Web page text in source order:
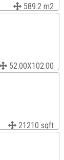
589.2 m2
52.00X102.00
21210 sqft